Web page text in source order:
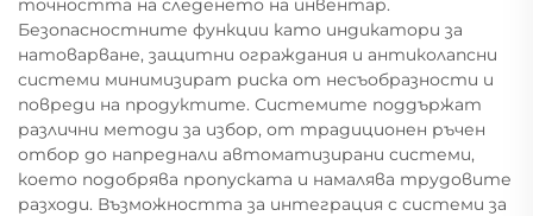
Безопасностните функции като индикатори за
натоварване, защитни ограждания и антиколапсни
системи минимизират риска от несъобразности и
повреди на продуктите. Системите поддържат
различни методи за избор, от традиционен ръчен
отбор до напреднали автоматизирани системи,
което подобрява пропуската и намалява трудовите
разходи. Възможността за интеграция с системи за